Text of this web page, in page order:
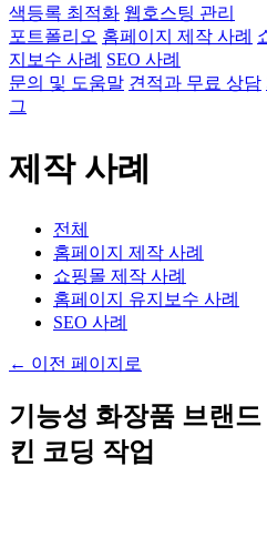
색등록 최적화 웹호스팅 관리
포트폴리오 홈페이지 제작 사례
지보수 사례 SEO 사례
문의 및 도움말 견적과 무료 상담
그
제작 사례
전체
홈페이지 제작 사례
쇼핑몰 제작 사례
홈페이지 유지보수 사례
SEO 사례
← 이전 페이지로
기능성 화장품 브랜
킨 코딩 작업